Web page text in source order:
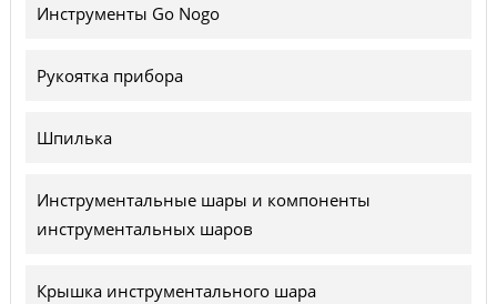
Инструменты Go Nogo
Рукоятка прибора
Шпилька
Инструментальные шары и компоненты
инструментальных шаров
Крышка инструментального шара